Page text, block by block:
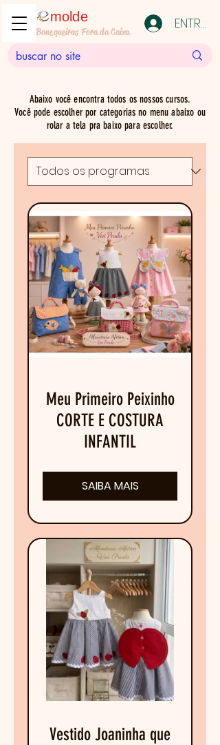
molde
Bonequeiras Fora da Caixa ENTRAR
Abaixo você encontra todos os nossos cursos.
Você pode escolher por categorias no menu abaixo ou
rolar a tela pra baixo para escolher.
Meu Primeiro Peixinho
CORTE E COSTURA
INFANTIL
SAIBA MAIS
Vestido Joaninha que